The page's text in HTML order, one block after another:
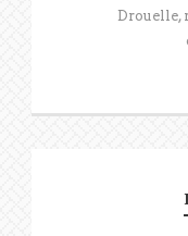
Drouelle,